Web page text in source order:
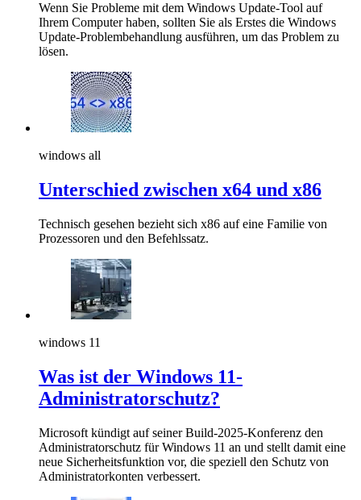
Wenn Sie Probleme mit dem Windows Update-Tool auf
Ihrem Computer haben, sollten Sie als Erstes die Windows
Update-Problembehandlung ausführen, um das Problem zu
lösen.
windows all
Unterschied zwischen x64 und x86
Technisch gesehen bezieht sich x86 auf eine Familie von
Prozessoren und den Befehlssatz.
windows 11
Was ist der Windows 11-
Administratorschutz?
Microsoft kündigt auf seiner Build-2025-Konferenz den
Administratorschutz für Windows 11 an und stellt damit eine
neue Sicherheitsfunktion vor, die speziell den Schutz von
Administratorkonten verbessert.